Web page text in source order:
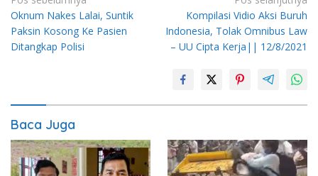
pos
Oknum Nakes Lalai, Suntik
Paksin Kosong Ke Pasien
Ditangkap Polisi
Kompilasi Vidio Aksi Buruh
Indonesia, Tolak Omnibus Law
– UU Cipta Kerja|| 12/8/2021
Baca Juga